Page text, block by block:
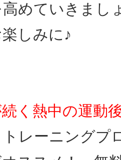
めていきまし
しみに♪
く熱中の運動
レーニングプ